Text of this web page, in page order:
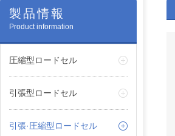
製品情報
Product information
圧縮型ロードセル
引張型ロードセル
引張·圧縮型ロードセル